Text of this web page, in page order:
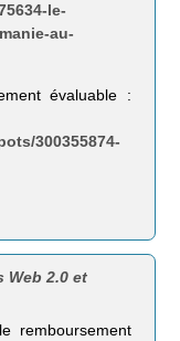
le-
au-
évaluable :
300355874-
Web 2.0 et
remboursement